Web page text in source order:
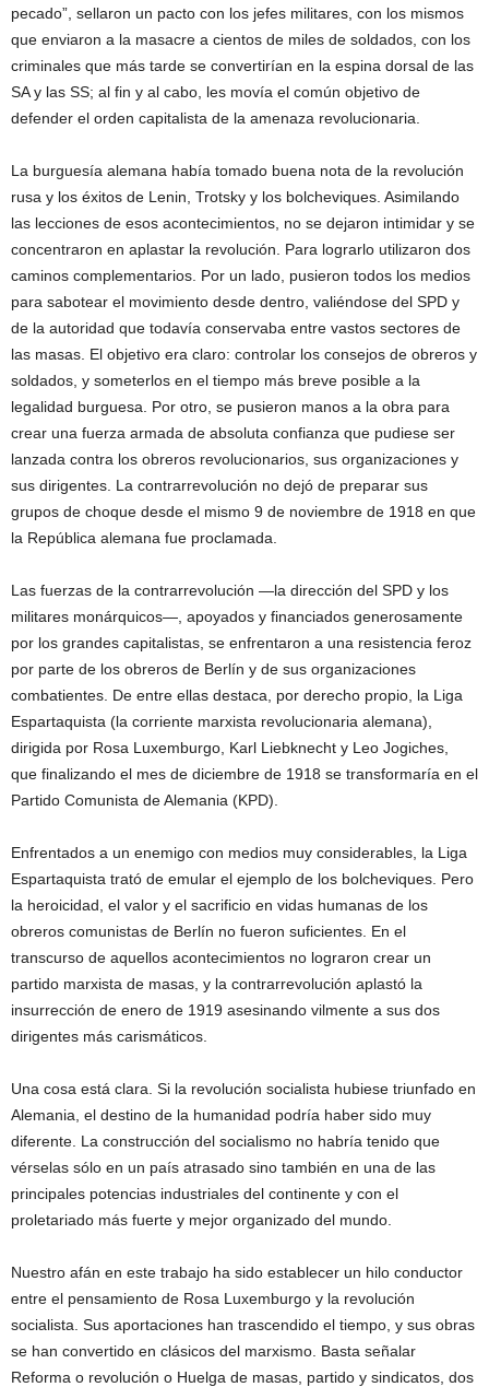
pecado”, sellaron un pacto con los jefes militares, con los mismos
que enviaron a la masacre a cientos de miles de soldados, con los
criminales que más tarde se convertirían en la espina dorsal de las
SA y las SS; al fin y al cabo, les movía el común objetivo de
defender el orden capitalista de la amenaza revolucionaria.
La burguesía alemana había tomado buena nota de la revolución
rusa y los éxitos de Lenin, Trotsky y los bolcheviques. Asimilando
las lecciones de esos acontecimientos, no se dejaron intimidar y se
concentraron en aplastar la revolución. Para lograrlo utilizaron dos
caminos complementarios. Por un lado, pusieron todos los medios
para sabotear el movimiento desde dentro, valiéndose del SPD y
de la autoridad que todavía conservaba entre vastos sectores de
las masas. El objetivo era claro: controlar los consejos de obreros y
soldados, y someterlos en el tiempo más breve posible a la
legalidad burguesa. Por otro, se pusieron manos a la obra para
crear una fuerza armada de absoluta confianza que pudiese ser
lanzada contra los obreros revolucionarios, sus organizaciones y
sus dirigentes. La contrarrevolución no dejó de preparar sus
grupos de choque desde el mismo 9 de noviembre de 1918 en que
la República alemana fue proclamada.
Las fuerzas de la contrarrevolución —la dirección del SPD y los
militares monárquicos—, apoyados y financiados generosamente
por los grandes capitalistas, se enfrentaron a una resistencia feroz
por parte de los obreros de Berlín y de sus organizaciones
combatientes. De entre ellas destaca, por derecho propio, la Liga
Espartaquista (la corriente marxista revolucionaria alemana),
dirigida por Rosa Luxemburgo, Karl Liebknecht y Leo Jogiches,
que finalizando el mes de diciembre de 1918 se transformaría en el
Partido Comunista de Alemania (KPD).
Enfrentados a un enemigo con medios muy considerables, la Liga
Espartaquista trató de emular el ejemplo de los bolcheviques. Pero
la heroicidad, el valor y el sacrificio en vidas humanas de los
obreros comunistas de Berlín no fueron suficientes. En el
transcurso de aquellos acontecimientos no lograron crear un
partido marxista de masas, y la contrarrevolución aplastó la
insurrección de enero de 1919 asesinando vilmente a sus dos
dirigentes más carismáticos.
Una cosa está clara. Si la revolución socialista hubiese triunfado en
Alemania, el destino de la humanidad podría haber sido muy
diferente. La construcción del socialismo no habría tenido que
vérselas sólo en un país atrasado sino también en una de las
principales potencias industriales del continente y con el
proletariado más fuerte y mejor organizado del mundo.
Nuestro afán en este trabajo ha sido establecer un hilo conductor
entre el pensamiento de Rosa Luxemburgo y la revolución
socialista. Sus aportaciones han trascendido el tiempo, y sus obras
se han convertido en clásicos del marxismo. Basta señalar
Reforma o revolución o Huelga de masas, partido y sindicatos, dos